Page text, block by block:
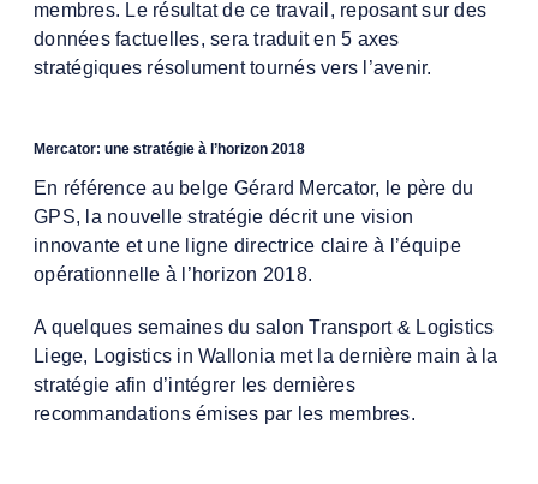
membres. Le résultat de ce travail, reposant sur des
données factuelles, sera traduit en 5 axes
stratégiques résolument tournés vers l’avenir.
Mercator: une stratégie à l’horizon 2018
En référence au belge Gérard Mercator, le père du
GPS, la nouvelle stratégie décrit une vision
innovante et une ligne directrice claire à l’équipe
opérationnelle à l’horizon 2018.
A quelques semaines du salon Transport & Logistics
Liege, Logistics in Wallonia met la dernière main à la
stratégie afin d’intégrer les dernières
recommandations émises par les membres.